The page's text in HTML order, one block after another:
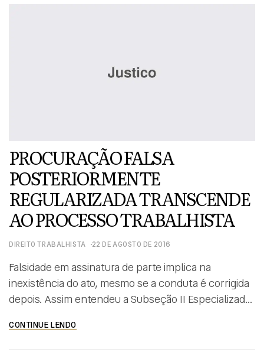
PROCURAÇÃO FALSA
POSTERIORMENTE
REGULARIZADA TRANSCENDE
AO PROCESSO TRABALHISTA
DIREITO TRABALHISTA 22 DE AGOSTO DE 2016
Falsidade em assinatura de parte implica na
inexistência do ato, mesmo se a conduta é corrigida
depois. Assim entendeu a Subseção II Especializada
Trabalho ao declarar extinta uma ação rescisória
depois que o advogado da autora apresentou
CONTINUE LENDO